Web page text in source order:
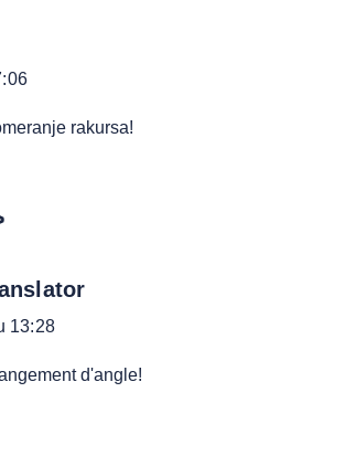
rakursa!
13:28
d'angle!